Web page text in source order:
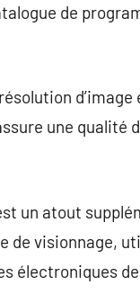
de
une qualité
un atout
de visionnage,
électroniques